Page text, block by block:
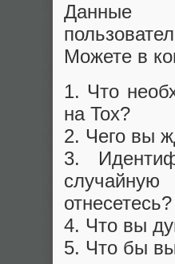
Данные
Можете в
1. Что
на Tox?
2. Чего вы
3.
отнесетесь?
4. Что вы
5. Что бы